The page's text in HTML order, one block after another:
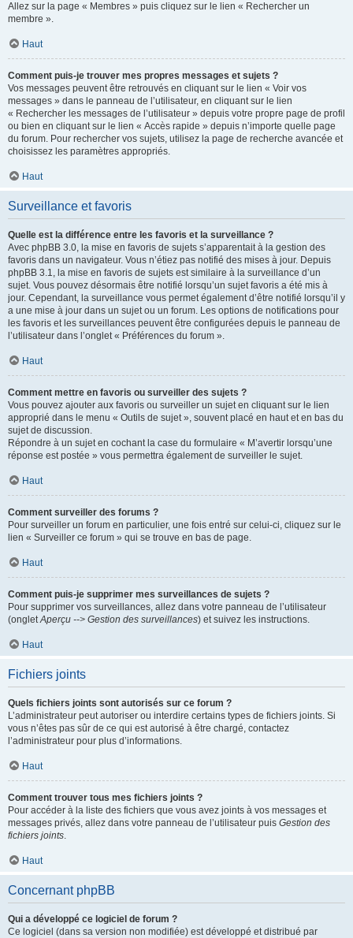
Allez sur la page « Membres » puis cliquez sur le lien « Rechercher un
membre ».
Haut
Comment puis-je trouver mes propres messages et sujets ?
Vos messages peuvent être retrouvés en cliquant sur le lien « Voir vos
messages » dans le panneau de l’utilisateur, en cliquant sur le lien
« Rechercher les messages de l’utilisateur » depuis votre propre page de profil
ou bien en cliquant sur le lien « Accès rapide » depuis n’importe quelle page
du forum. Pour rechercher vos sujets, utilisez la page de recherche avancée et
choisissez les paramètres appropriés.
Haut
Surveillance et favoris
Quelle est la différence entre les favoris et la surveillance ?
Avec phpBB 3.0, la mise en favoris de sujets s’apparentait à la gestion des
favoris dans un navigateur. Vous n’étiez pas notifié des mises à jour. Depuis
phpBB 3.1, la mise en favoris de sujets est similaire à la surveillance d’un
sujet. Vous pouvez désormais être notifié lorsqu’un sujet favoris a été mis à
jour. Cependant, la surveillance vous permet également d’être notifié lorsqu’il y
a une mise à jour dans un sujet ou un forum. Les options de notifications pour
les favoris et les surveillances peuvent être configurées depuis le panneau de
l’utilisateur dans l’onglet « Préférences du forum ».
Haut
Comment mettre en favoris ou surveiller des sujets ?
Vous pouvez ajouter aux favoris ou surveiller un sujet en cliquant sur le lien
approprié dans le menu « Outils de sujet », souvent placé en haut et en bas du
sujet de discussion.
Répondre à un sujet en cochant la case du formulaire « M’avertir lorsqu’une
réponse est postée » vous permettra également de surveiller le sujet.
Haut
Comment surveiller des forums ?
Pour surveiller un forum en particulier, une fois entré sur celui-ci, cliquez sur le
lien « Surveiller ce forum » qui se trouve en bas de page.
Haut
Comment puis-je supprimer mes surveillances de sujets ?
Pour supprimer vos surveillances, allez dans votre panneau de l’utilisateur
(ongletAperçu --> Gestion des surveillances) et suivez les instructions.
Haut
Fichiers joints
Quels fichiers joints sont autorisés sur ce forum ?
L’administrateur peut autoriser ou interdire certains types de fichiers joints. Si
vous n’êtes pas sûr de ce qui est autorisé à être chargé, contactez
l’administrateur pour plus d’informations.
Haut
Comment trouver tous mes fichiers joints ?
Pour accéder à la liste des fichiers que vous avez joints à vos messages et
messages privés, allez dans votre panneau de l’utilisateur puis Gestion des
fichiers joints.
Haut
Concernant phpBB
Qui a développé ce logiciel de forum ?
Ce logiciel (dans sa version non modifiée) est développé et distribué par